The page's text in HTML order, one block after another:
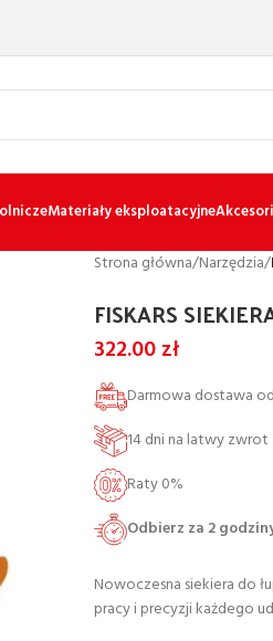
Materiały eksploatacyjne
Strona główna/Narzędzia/
FISKARS
322.00zł
Darmowa dostawa
14 dni na latwy zwrot
Raty 0%
Odbierz za 2
Nowoczesna siekiera do
pracy i precyzji każdego